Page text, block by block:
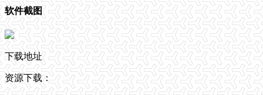
软件截图
下载地址
资源下载：